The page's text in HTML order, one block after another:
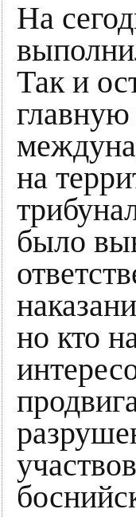
На
Так и
главную
на
было
но кто